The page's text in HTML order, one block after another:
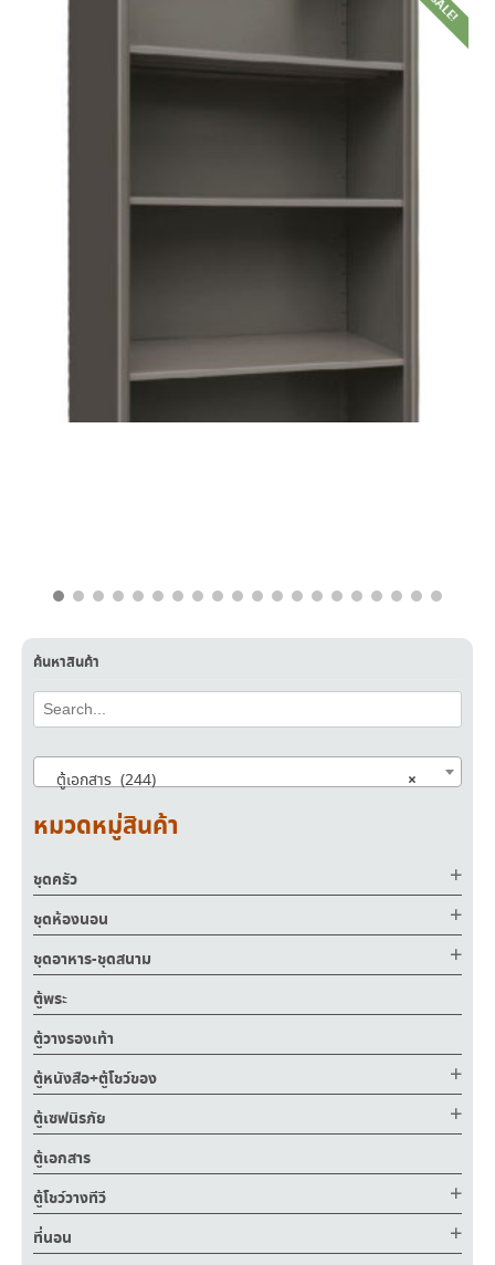
SALE!
ค้นหาสินค้า
×
ตู้เอกสาร (244)
หมวดหมู่สินค้า
ชุดครัว
ชุดห้องนอน
ชุดอาหาร-ชุดสนาม
ตู้พระ
ตู้วางรองเท้า
ตู้หนังสือ+ตู้โชว์ของ
ตู้เซฟนิรภัย
ตู้เอกสาร
ตู้โชว์วางทีวี
ที่นอน